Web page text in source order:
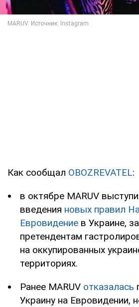
Как сообщал OBOZREVATEL:
в октябре MARUV
введения новых правил
Евровидение в Украине,
претендентам
на оккупированных
территориях.
Ранее MARUV отказалась
Украину на Евровидении,